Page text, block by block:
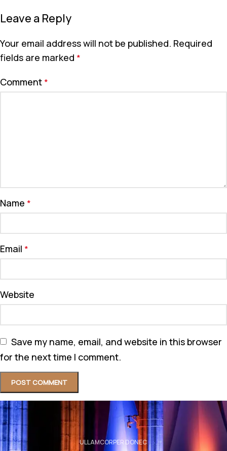
Leave a Reply
Your email address will not be published. Required
fields are marked *
Comment *
Name *
Email *
Website
Save my name, email, and website in this browser
for the next time I comment.
ULLAMCORPER DONEC